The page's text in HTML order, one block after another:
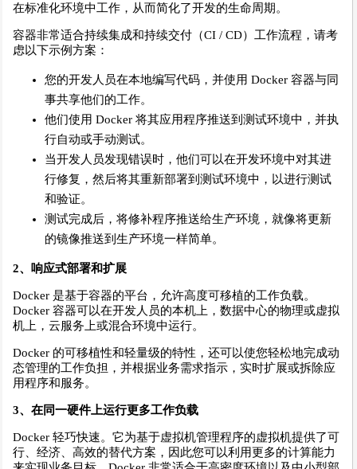
在标准化环境中工作，从而简化了开发的生命周期。
容器非常适合持续集成和持续交付（CI / CD）工作流程，请考
虑以下示例方案：
您的开发人员在本地编写代码，并使用 Docker 容器与同
事共享他们的工作。
他们使用 Docker 将其应用程序推送到测试环境中，并执
行自动或手动测试。
当开发人员发现错误时，他们可以在开发环境中对其进
行修复，然后将其重新部署到测试环境中，以进行测试
和验证。
测试完成后，将修补程序推送给生产环境，就像将更新
的镜像推送到生产环境一样简单。
2、响应式部署和扩展
Docker 是基于容器的平台，允许高度可移植的工作负载。
Docker 容器可以在开发人员的本机上，数据中心的物理或虚拟
机上，云服务上或混合环境中运行。
Docker 的可移植性和轻量级的特性，还可以使您轻松地完成动
态管理的工作负担，并根据业务需求指示，实时扩展或拆除应
用程序和服务。
3、在同一硬件上运行更多工作负载
Docker 轻巧快速。它为基于虚拟机管理程序的虚拟机提供了可
行、经济、高效的替代方案，因此您可以利用更多的计算能力